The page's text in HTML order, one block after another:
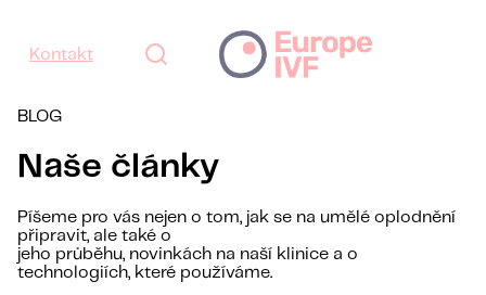
Kontakt
BLOG
Naše články
Píšeme pro vás nejen o tom, jak se na umělé oplodnění
připravit, ale také o
jeho průběhu, novinkách na naší klinice a o
technologiích, které používáme.